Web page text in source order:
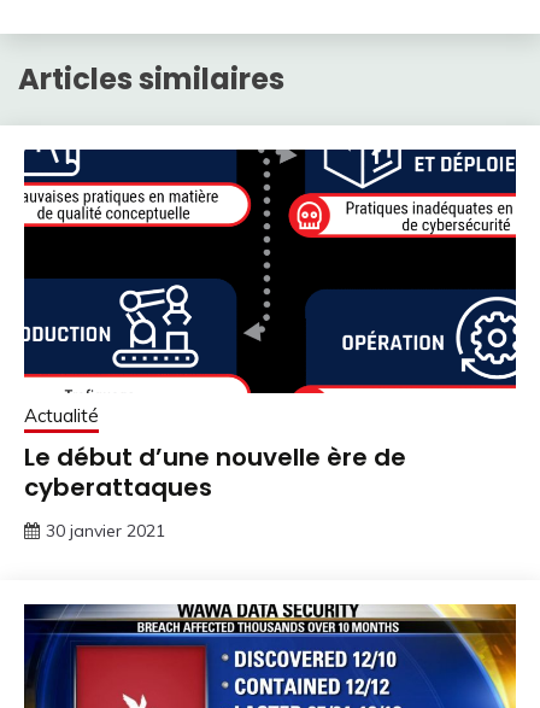
Articles similaires
Actualité
Le début d’une nouvelle ère de
cyberattaques
30 janvier 2021